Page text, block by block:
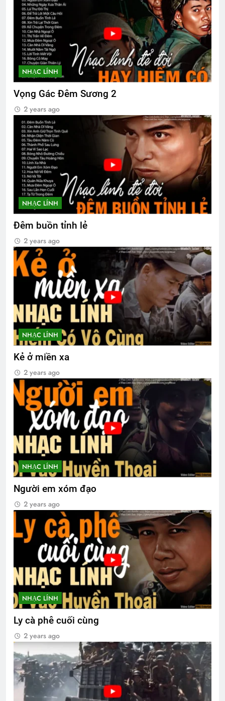
Đêm buồn tỉnh lẻ
2 Years Ago
CSVSQ Nguyễn Ngọc K30
Hoài Niệm Một Thời
NHẠC LÍNH
Vọng Gác Đêm Sương 2
2 years ago
NHẠC LÍNH
Đêm buồn tỉnh lẻ
2 years ago
NHẠC LÍNH
Kẻ ở miền xa
2 years ago
NHẠC LÍNH
Người em xóm đạo
2 years ago
NHẠC LÍNH
Ly cà phê cuối cùng
2 years ago